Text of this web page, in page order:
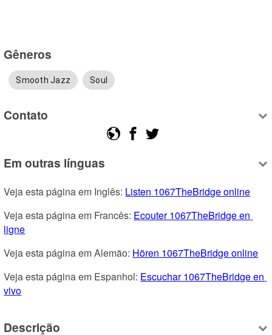
Gêneros
Smooth Jazz Soul
Contato
Em outras línguas
Veja esta página em Inglês: Listen 1067TheBridge online
Veja esta página em Francês: Ecouter 1067TheBridge en
ligne
Veja esta página em Alemão: Hören 1067TheBridge online
Veja esta página em Espanhol: Escuchar 1067TheBridge en
vivo
Descrição